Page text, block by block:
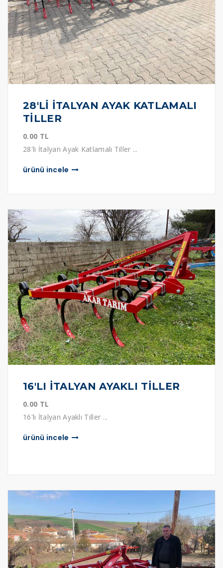
28'Lİ İTALYAN AYAK KATLAMALI
TİLLER
0.00 TL
28'li İtalyan Ayak Katlamalı Tiller ...
ürünü i̇ncele
16'LI İTALYAN AYAKLI TİLLER
0.00 TL
16'lı İtalyan Ayaklı Tiller ...
ürünü i̇ncele